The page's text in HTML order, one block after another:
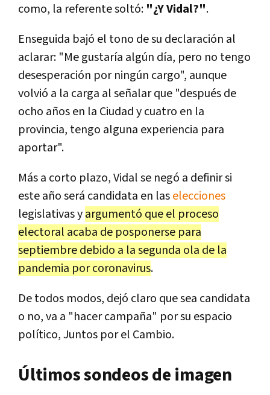
como, la referente soltó: "¿Y Vidal?".
Enseguida bajó el tono de su declaración al
aclarar: "Me gustaría algún día, pero no tengo
desesperación por ningún cargo", aunque
volvió a la carga al señalar que "después de
ocho años en la Ciudad y cuatro en la
provincia, tengo alguna experiencia para
aportar".
Más a corto plazo, Vidal se negó a definir si
este año será candidata en laselecciones
legislativas yargumentó que el proceso
electoral acaba de posponerse para
septiembre debido a la segunda ola de la
pandemia por coronavirus.
De todos modos, dejó claro que sea candidata
o no, va a "hacer campaña" por su espacio
político, Juntos por el Cambio.
Últimos sondeos de imagen